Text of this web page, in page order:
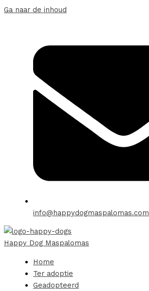
Ga naar de inhoud
info@happydogmaspalomas.com
Happy Dog Maspalomas
Home
Ter adoptie
Geadopteerd